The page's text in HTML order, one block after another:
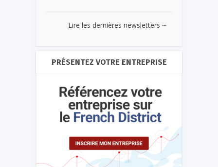
Lire les dernières newsletters ...
PRÉSENTEZ VOTRE ENTREPRISE